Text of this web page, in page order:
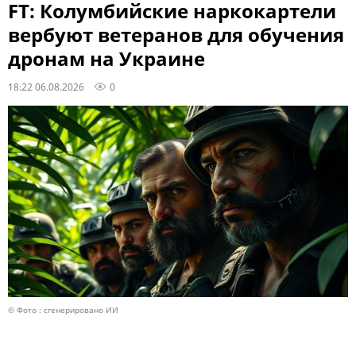
FT: Колумбийские наркокартели
вербуют ветеранов для обучения
дронам на Украине
18:22 06.08.2026 0
© Фото : сгенерировано ИИ